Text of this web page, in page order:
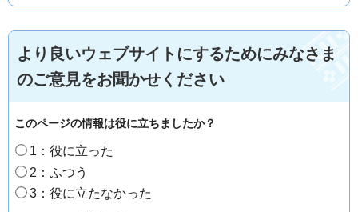
より良いウェブサイトにするためにみなさま
のご意見をお聞かせください
このページの情報は役に立ちましたか？
1：役に立った
2：ふつう
3：役に立たなかった